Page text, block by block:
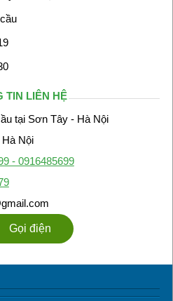
TIN LIÊN HỆ
tại Sơn Tây - Hà Nội
Nội
- 0916485699
Gọi điện